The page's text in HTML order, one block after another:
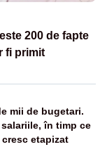
200 de fapte
fi primit
mii de bugetari.
în timp ce
etapizat